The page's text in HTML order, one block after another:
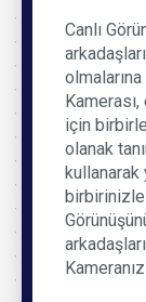
Canlı
için
olanak
kullanarak
birbirinizle